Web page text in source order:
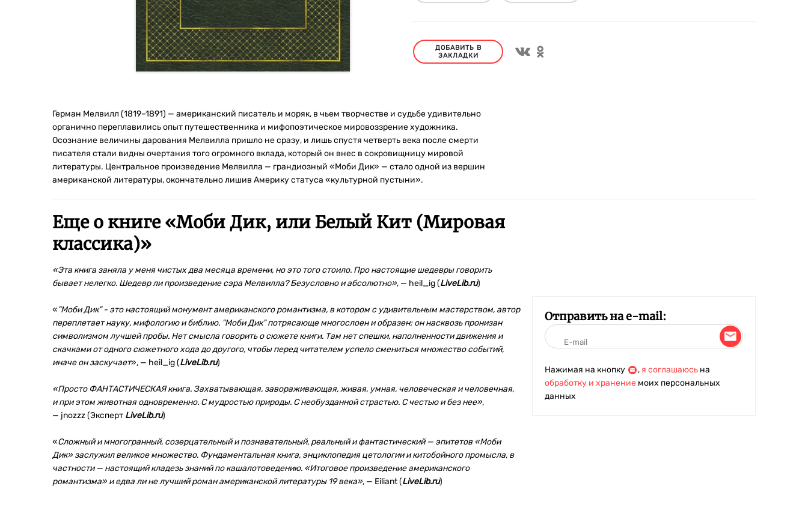
ДОБАВИТЬ В
ЗАКЛАДКИ
Герман Мелвилл (1819–1891) — американский писатель и моряк, в чьем творчестве и судьбе удивительно
органично переплавились опыт путешественника и мифопоэтическое мировоззрение художника.
Осознание величины дарования Мелвилла пришло не сразу, и лишь спустя четверть века после смерти
писателя стали видны очертания того огромного вклада, который он внес в сокровищницу мировой
литературы. Центральное произведение Мелвилла — грандиозный «Моби Дик» — стало одной из вершин
американской литературы, окончательно лишив Америку статуса «культурной пустыни».
Еще о книге «Моби Дик, или Белый Кит (Мировая
классика)»
«Эта книга заняла у меня чистых два месяца времени, но это того стоило. Про настоящие шедевры говорить
бывает нелегко. Шедевр ли произведение сэра Мелвилла? Безусловно и абсолютно», — heil_ig (LiveLib.ru)
«"Моби Дик" - это настоящий монумент американского романтизма, в котором с удивительным мастерством, автор
переплетает науку, мифологию и библию. "Моби Дик" потрясающе многослоен и образен; он насквозь пронизан
символизмом лучшей пробы. Нет смысла говорить о сюжете книги. Там нет спешки, наполненности движения и
скачками от одного сюжетного хода до другого, чтобы перед читателем успело смениться множество событий,
иначе он заскучает», — heil_ig (LiveLib.ru)
«Просто ФАНТАСТИЧЕСКАЯ книга. Захватывающая, завораживающая, живая, умная, человеческая и человечная,
и при этом животная одновременно. С мудростью природы. С необузданной страстью. С честью и без нее»,
— jnozzz (Эксперт LiveLib.ru)
«Сложный и многогранный, созерцательный и познавательный, реальный и фантастический — эпитетов «Моби
Дик» заслужил великое множество. Фундаментальная книга, энциклопедия цетологии и китобойного промысла, в
частности — настоящий кладезь знаний по кашалотоведению. «Итоговое произведение американского
романтизма» и едва ли не лучший роман американской литературы 19 века», — Eiliant (LiveLib.ru)
Отправить на e-mail:
Нажимая на кнопку , я соглашаюсь на
обработку и хранение моих персональных
данных